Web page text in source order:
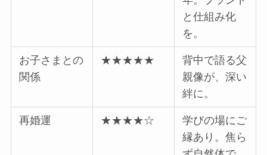
と仕組み化
を。
お子さまとの
関係
★★★★★
背中で語る父
親像が、深い
絆に。
再婚運 ★★★★☆
学びの場にご
縁あり。焦ら